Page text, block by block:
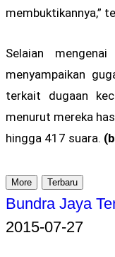
membuktikannya,”
Selaian
menyampaikan
terkait dugaan
menurut mereka
hingga 417 suara.
More Terbaru
Bundra Jaya
2015-07-27